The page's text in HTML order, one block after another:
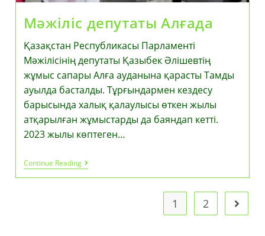
Мәжіліс депутаты Алғада
Қазақстан Республикасы Парламенті
Мәжілісінің депутаты Қазыбек Әлішевтің
жұмыс сапары Алға ауданына қарасты Тамды
ауылда басталды. Тұрғындармен кездесу
барысында халық қалаулысы өткен жылы
атқарылған жұмыстарды да баяндап кетті.
2023 жылы көптеген…
Continue ReadingМәжіліс
Депутаты
Алғада
1 2 Go to